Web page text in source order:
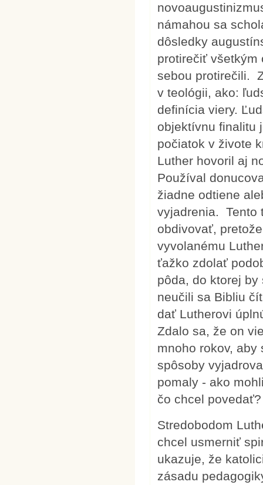
námahou sa
dôsledky
protirečiť všetkým
sebou protirečili.
v teológii, ako:
definícia viery.
objektívnu finalitu
počiatok v živote
Luther hovoril aj
Používal
žiadne odtiene
vyjadrenia. Tento
obdivovať,
vyvolanému
ťažko zdolať
pôda, do ktorej
neučili sa Bibliu
dať Lutherovi
Zdalo sa, že on
mnoho rokov,
spôsoby
pomaly - ako
čo chcel povedať?
Stredobodom
chcel usmerniť
ukazuje, že
zásadu